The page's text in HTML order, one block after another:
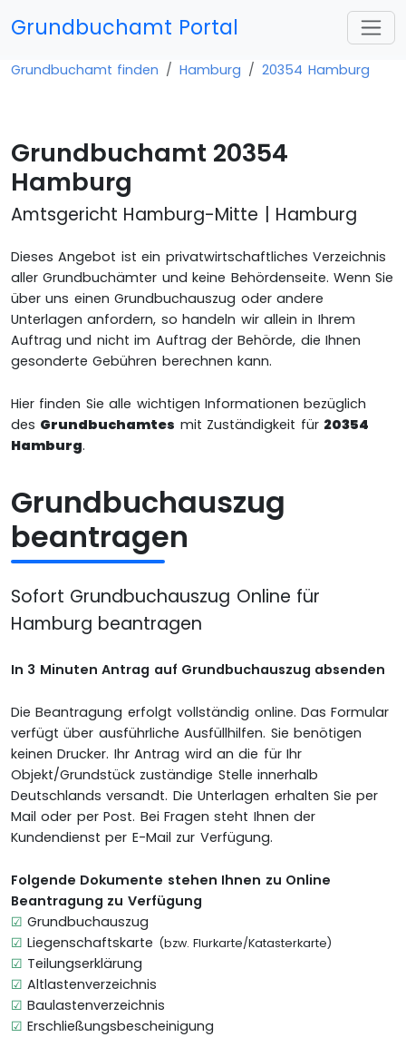
Grundbuchamt Portal
Grundbuchamt finden Hamburg 20354 Hamburg
Grundbuchamt 20354
Hamburg
Amtsgericht Hamburg-Mitte | Hamburg
Dieses Angebot ist ein privatwirtschaftliches Verzeichnis
aller Grundbuchämter und keine Behördenseite. Wenn Sie
über uns einen Grundbuchauszug oder andere
Unterlagen anfordern, so handeln wir allein in Ihrem
Auftrag und nicht im Auftrag der Behörde, die Ihnen
gesonderte Gebühren berechnen kann.
Hier finden Sie alle wichtigen Informationen bezüglich
des Grundbuchamtes mit Zuständigkeit für 20354
Hamburg.
Grundbuchauszug
beantragen
Sofort Grundbuchauszug Online für
Hamburg beantragen
In 3 Minuten Antrag auf Grundbuchauszug absenden
Die Beantragung erfolgt vollständig online. Das Formular
verfügt über ausführliche Ausfüllhilfen. Sie benötigen
keinen Drucker. Ihr Antrag wird an die für Ihr
Objekt/Grundstück zuständige Stelle innerhalb
Deutschlands versandt. Die Unterlagen erhalten Sie per
Mail oder per Post. Bei Fragen steht Ihnen der
Kundendienst per E-Mail zur Verfügung.
Folgende Dokumente stehen Ihnen zu Online
Beantragung zu Verfügung
☑Grundbuchauszug
☑Liegenschaftskarte (bzw. Flurkarte/Katasterkarte)
☑ Teilungserklärung
☑Altlastenverzeichnis
☑Baulastenverzeichnis
☑Erschließungsbescheinigung